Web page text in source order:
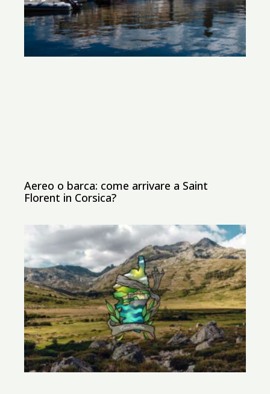
Aereo o barca: come arrivare a Saint
Florent in Corsica?